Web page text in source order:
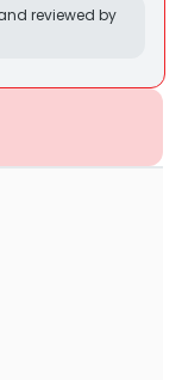
reviewed by